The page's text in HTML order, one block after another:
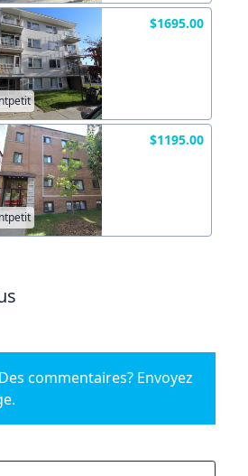
$1695.00
$1195.00
commentaires? Envoyez